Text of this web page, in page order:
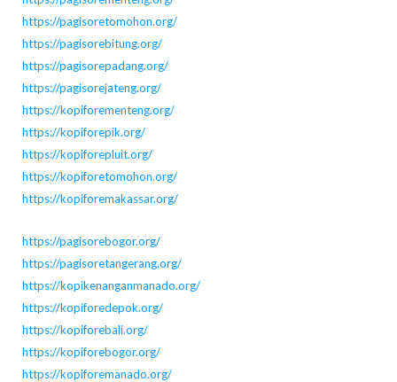
https://pagisoretomohon.org/
https://pagisorebitung.org/
https://pagisorepadang.org/
https://pagisorejateng.org/
https://kopiforementeng.org/
https://kopiforepik.org/
https://kopiforepluit.org/
https://kopiforetomohon.org/
https://kopiforemakassar.org/
https://pagisorebogor.org/
https://pagisoretangerang.org/
https://kopikenanganmanado.org/
https://kopiforedepok.org/
https://kopiforebali.org/
https://kopiforebogor.org/
https://kopiforemanado.org/